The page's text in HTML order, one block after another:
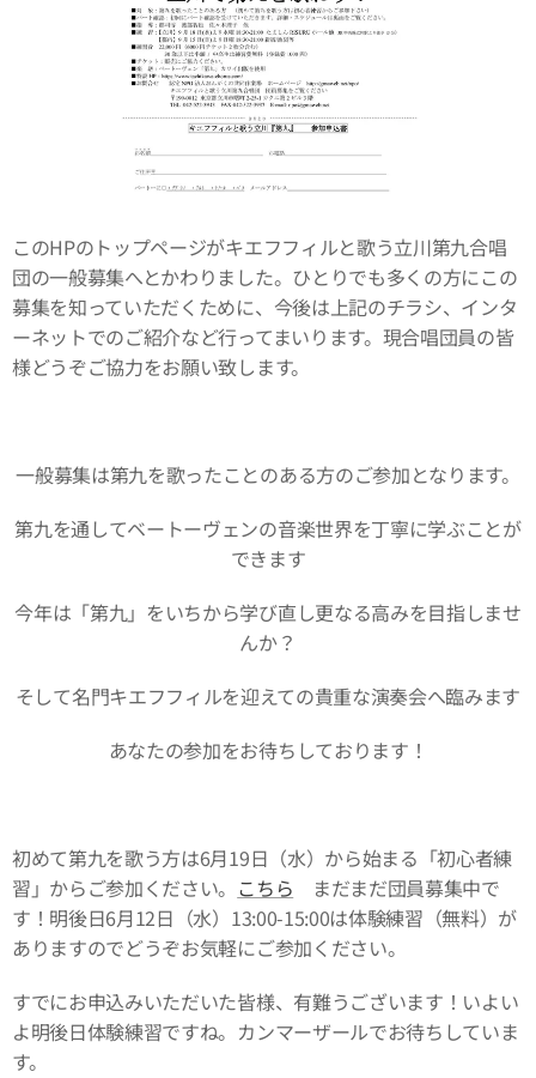
このHPのトップページがキエフフィルと歌う立川第九合唱
団の一般募集へとかわりました。ひとりでも多くの方にこの
募集を知っていただくために、今後は上記のチラシ、インタ
ーネットでのご紹介など行ってまいります。現合唱団員の皆
様どうぞご協力をお願い致します。
一般募集は第九を歌ったことのある方のご参加となります。
第九を通してベートーヴェンの音楽世界を丁寧に学ぶことが
できます
今年は「第九」をいちから学び直し更なる高みを目指しませ
んか？
そして名門キエフフィルを迎えての貴重な演奏会へ臨みます
あなたの参加をお待ちしております！
初めて第九を歌う方は6月19日（水）から始まる「初心者練
習」からご参加ください。 こちら まだまだ団員募集中で
す！明後日6月12日（水）13:00-15:00は体験練習（無料）が
ありますのでどうぞお気軽にご参加ください。
すでにお申込みいただいた皆様、有難うございます！いよい
よ明後日体験練習ですね。カンマーザールでお待ちしていま
す。